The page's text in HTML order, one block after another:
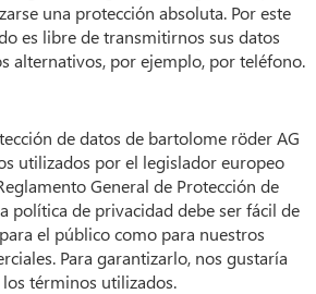
una protección absoluta. Por este
es libre de transmitirnos sus datos
alternativos, por ejemplo, por teléfono.
de datos de bartolome röder AG
utilizados por el legislador europeo
General de Protección de
política de privacidad debe ser fácil de
el público como para nuestros
Para garantizarlo, nos gustaría
términos utilizados.